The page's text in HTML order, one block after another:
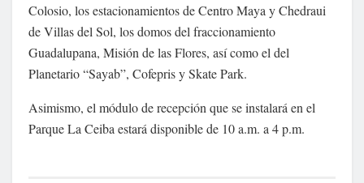
Colosio, los estacionamientos de Centro Maya y Chedraui
de Villas del Sol, los domos del fraccionamiento
Guadalupana, Misión de las Flores, así como el del
Planetario “Sayab”, Cofepris y Skate Park.
Asimismo, el módulo de recepción que se instalará en el
Parque La Ceiba estará disponible de 10 a.m. a 4 p.m.